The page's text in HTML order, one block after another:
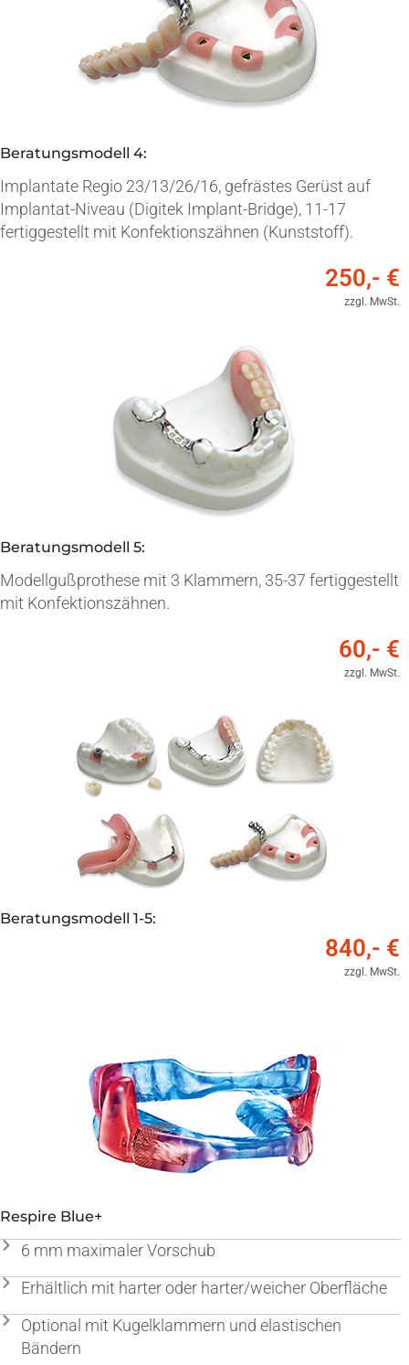
Beratungsmodell 4:
Implantate Regio 23/13/26/16, gefrästes Gerüst auf
Implantat-Niveau (Digitek Implant-Bridge), 11-17
fertiggestellt mit Konfektionszähnen (Kunststoff).
250,- €
zzgl. MwSt.
Beratungsmodell 5:
Modellgußprothese mit 3 Klammern, 35-37 fertiggestellt
mit Konfektionszähnen.
60,- €
zzgl. MwSt.
Beratungsmodell 1-5:
840,- €
zzgl. MwSt.
Respire Blue+
6 mm maximaler Vorschub
Erhältlich mit harter oder harter/weicher Oberfläche
Optional mit Kugelklammern und elastischen
Bändern